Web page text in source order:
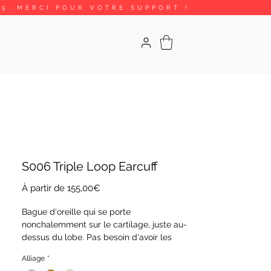
MERCI POUR VOTRE SUPPORT !
S006 Triple Loop Earcuff
À partir de 155,00€
Bague d'oreille qui se porte
nonchalemment sur le cartilage, juste au-
dessus du lobe. Pas besoin d'avoir les
C'est la version plus "heavy" en look mais
Alliage *